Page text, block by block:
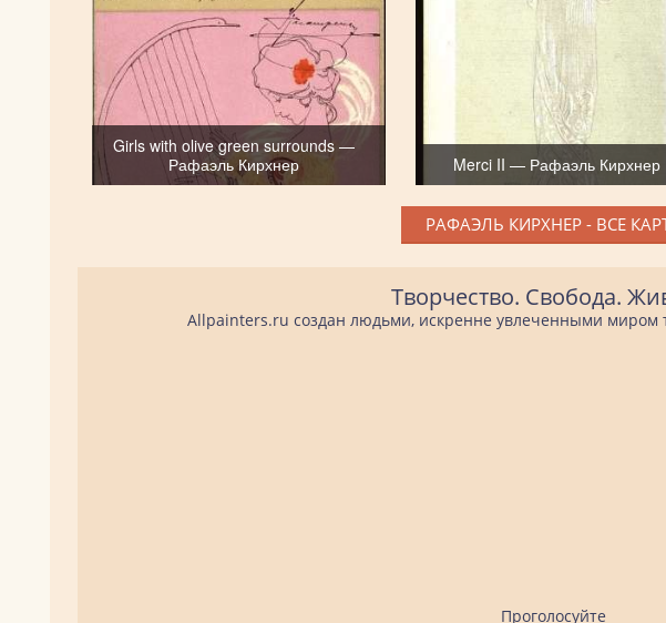
Girls with olive green surrounds —
Рафаэль Кирхнер
Merci II — Рафаэль Кирхнер
РАФАЭЛЬ КИРХНЕР - ВСЕ
Творчество. Свобода.
Allpainters.ru создан людьми, искренне увлеченными миром
Проголосуйте